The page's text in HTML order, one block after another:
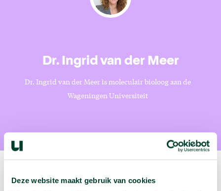
Deze website maakt gebruik van cookies
Dr. Ingrid van der Meer
Dr. Ingrid van der Meer is moleculair bioloog aan de
Wageningen Universiteit